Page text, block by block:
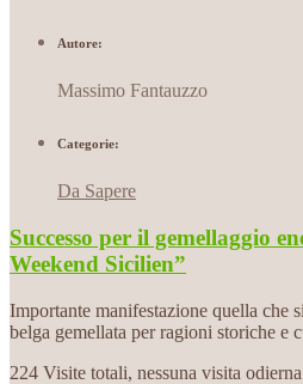
Autore:
Massimo Fantauzzo
Categorie:
Da Sapere
Successo per il gemellaggio
Weekend Sicilien”
Importante manifestazione quella che
belga gemellata per ragioni storiche e
224 Visite totali, nessuna visita odierna